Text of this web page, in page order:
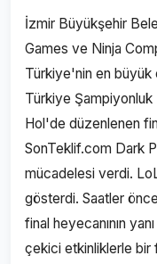
İzmir Büyükşehir
Games ve Ninja
Türkiye'nin en
Türkiye Şampiyonluk
Hol'de düzenlenen
SonTeklif.com Dark
mücadelesi verdi.
gösterdi. Saatler
final heyecanının
çekici etkinliklerle bir